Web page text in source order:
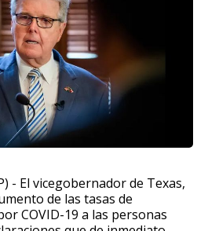
- El vicegobernador de Texas,
de las tasas de
COVID-19 a las personas